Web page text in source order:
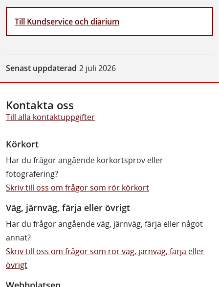
Till Kundservice och diarium
Senast uppdaterad 2 juli 2026
Kontakta oss
Till alla kontaktuppgifter
Körkort
Har du frågor angående körkortsprov eller
fotografering?
Skriv till oss om frågor som rör körkort
Väg, järnväg, färja eller övrigt
Har du frågor angående väg, järnväg, färja eller något
annat?
Skriv till oss om frågor som rör väg, järnväg, färja eller
övrigt